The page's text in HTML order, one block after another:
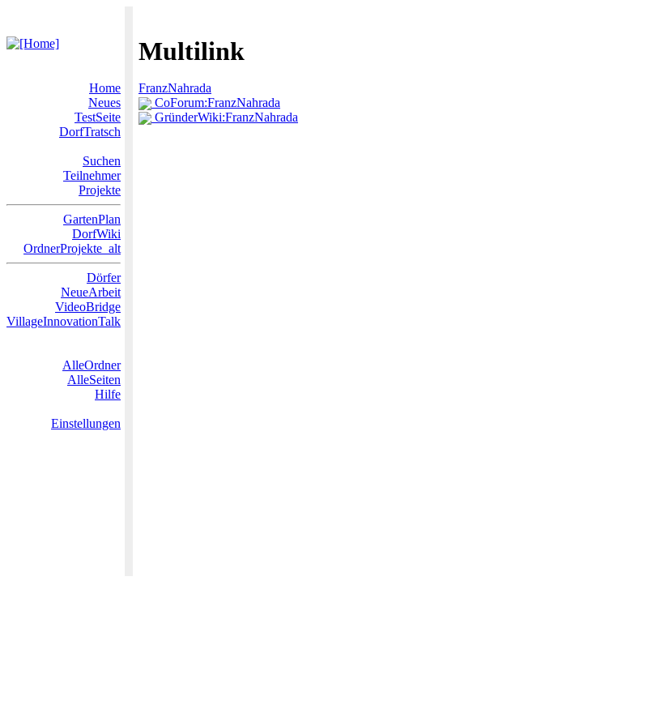
Multilink
Home
Neues
TestSeite
DorfTratsch
Suchen
Teilnehmer
Projekte
GartenPlan
DorfWiki
OrdnerProjekte_alt
Dörfer
NeueArbeit
VideoBridge
VillageInnovationTalk
AlleOrdner
AlleSeiten
Hilfe
Einstellungen
FranzNahrada
CoForum:FranzNahrada
GründerWiki:FranzNahrada